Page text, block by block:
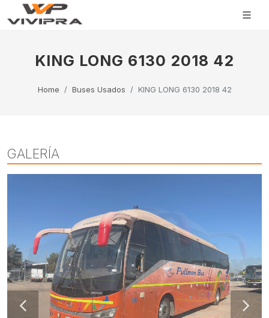
KING LONG 6130 2018 42
Home Buses Usados KING LONG 6130 2018 42
GALERÍA